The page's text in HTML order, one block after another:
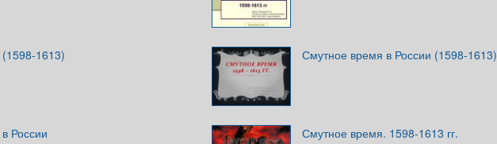
1613) Смутное время в России (1598-1613)
России Смутное время. 1598-1613 гг.